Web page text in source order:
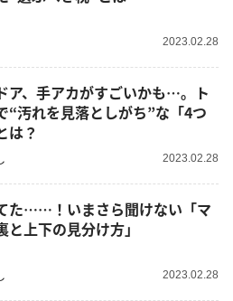
2023.02.28
ア、手アカがすごいかも…。ト
“汚れを見落としがち”な「4つ
は？
2023.02.28
た……！いまさら聞けない「マ
と上下の見分け方」
2023.02.28